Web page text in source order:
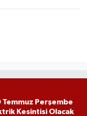
Temmuz Perşembe
Kesintisi Olacak